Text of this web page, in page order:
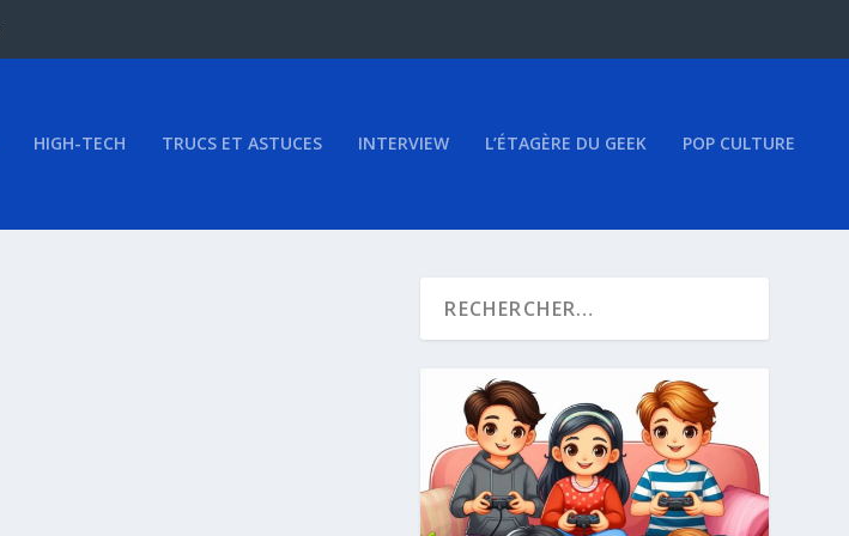
HIGH-TECH TRUCS ET ASTUCES INTERVIEW L’ÉTAGÈRE DU GEEK POP CULTURE